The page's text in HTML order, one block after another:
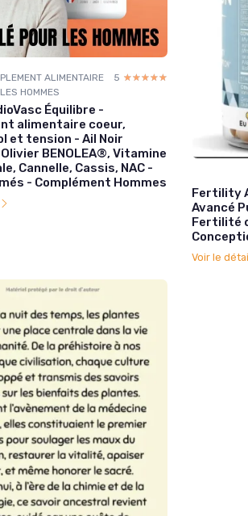
ALIMENTAIRE
HOMMES
5 ☆☆☆☆☆
★★★★★
Équilibre -
alimentaire coeur,
et tension - Ail Noir
BENOLEA®, Vitamine
Cannelle, Cassis, NAC -
- Complément Hommes
Fertility
Avancé
Fertilité
Voir le